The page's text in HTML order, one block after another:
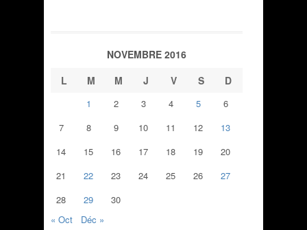
NOVEMBRE 2016
L
M M J V S D
1 2 3 4 5
6
7
8 9 10 11 12
13
14
15 16 17 18 19
20
21
22 23 24 25 26
27
28
29
30
« Oct
Déc »